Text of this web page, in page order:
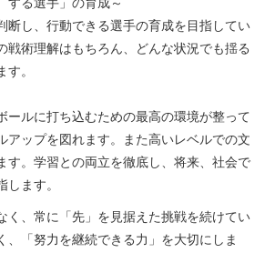
断し、行動できる選手の育成を目指してい
戦術理解はもちろん、どんな状況でも揺る
。
ールに打ち込むための最高の環境が整って
アップを図れます。また高いレベルでの文
す。学習との両立を徹底し、将来、社会で
ます。
く、常に「先」を見据えた挑戦を続けてい
、「努力を継続できる力」を大切にしま